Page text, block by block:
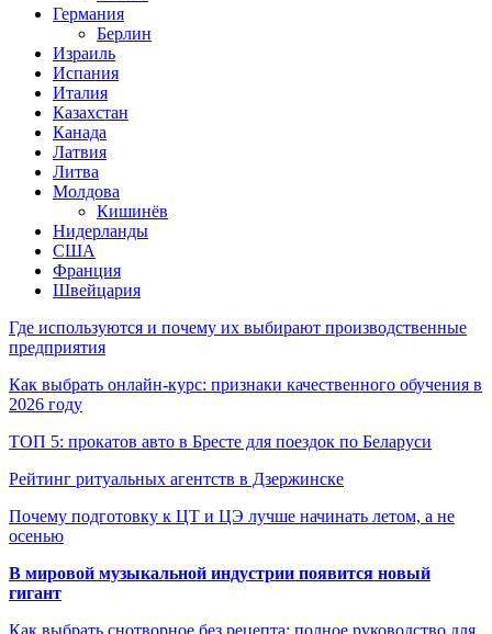
Германия
Берлин
Израиль
Испания
Италия
Казахстан
Канада
Латвия
Литва
Молдова
Кишинёв
Нидерланды
США
Франция
Швейцария
Где используются и почему их выбирают производственные
предприятия
Как выбрать онлайн-курс: признаки качественного обучения в
2026 году
ТОП 5: прокатов авто в Бресте для поездок по Беларуси
Рейтинг ритуальных агентств в Дзержинске
Почему подготовку к ЦТ и ЦЭ лучше начинать летом, а не
осенью
В мировой музыкальной индустрии появится новый
гигант
Как выбрать снотворное без рецепта: полное руководство для